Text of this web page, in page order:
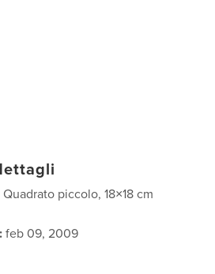
Quadrato piccolo, 18×18 cm
feb 09, 2009